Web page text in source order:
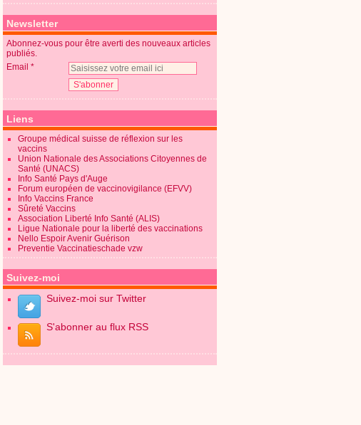
Newsletter
Abonnez-vous pour être averti des nouveaux articles
publiés.
Email
Liens
Groupe médical suisse de réflexion sur les
vaccins
Union Nationale des Associations Citoyennes de
Santé (UNACS)
Info Santé Pays d'Auge
Forum européen de vaccinovigilance (EFVV)
Info Vaccins France
Sûreté Vaccins
Association Liberté Info Santé (ALIS)
Ligue Nationale pour la liberté des vaccinations
Nello Espoir Avenir Guérison
Preventie Vaccinatieschade vzw
Suivez-moi
Suivez-moi sur Twitter
S'abonner au flux RSS